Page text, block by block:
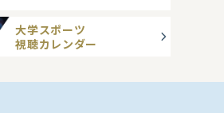
大学スポーツ
視聴カレンダー